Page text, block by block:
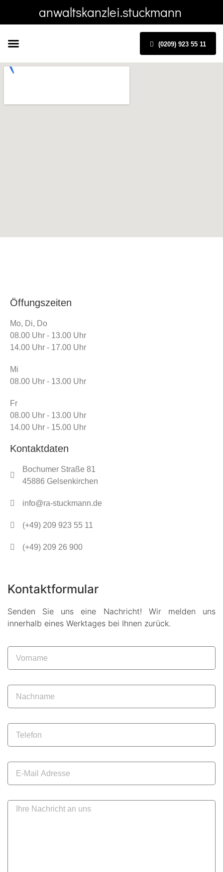
anwaltskanzlei.stuckmann
(0209) 923 55 11
Öffungszeiten
Mo, Di, Do
08.00 Uhr - 13.00 Uhr
14.00 Uhr - 17.00 Uhr
Mi
08.00 Uhr - 13.00 Uhr
Fr
08.00 Uhr - 13.00 Uhr
14.00 Uhr - 15.00 Uhr
Kontaktdaten
Bochumer Straße 81
45886 Gelsenkirchen
info@ra-stuckmann.de
(+49) 209 923 55 11
(+49) 209 26 900
Kontaktformular
Senden Sie uns eine Nachricht! Wir melden uns
innerhalb eines Werktages bei Ihnen zurück.